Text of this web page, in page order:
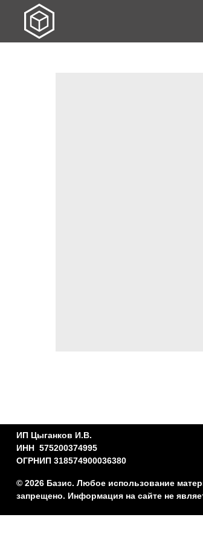
ИП Цыганков И.В.
ИНН 575200374995
ОГРНИП 318574900036380
© 2026 Базис. Любое использование
запрещено. Информация на сайте не